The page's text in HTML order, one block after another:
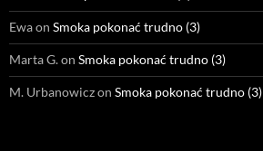
Ewaon Smoka pokonać trudno (3)
Marta G.on Smoka pokonać trudno (3)
M. Urbanowiczon Smoka pokonać trudno (3)